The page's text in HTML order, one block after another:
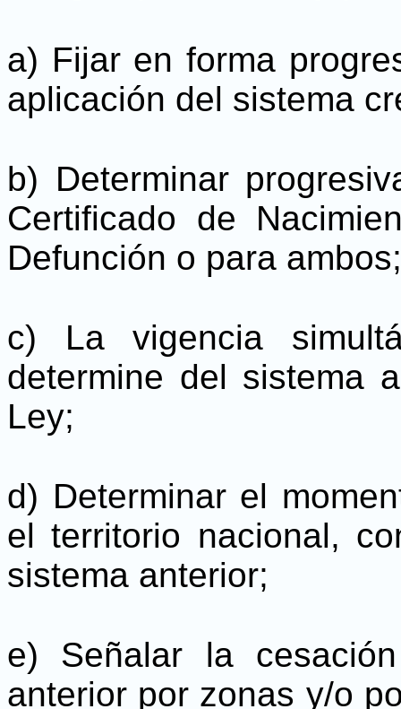
a) Fijar en forma
aplicación del sistema
b) Determinar
Certificado de
Defunción o para ambos;
c) La vigencia
determine del sistema
Ley;
d) Determinar el
el territorio nacional,
sistema anterior;
e) Señalar la
anterior por zonas y/o